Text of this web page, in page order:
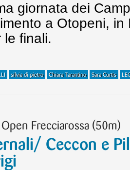
giornata dei
a Otopeni,
le finali.
silvia di pietro Chiara Tarantino Sara Curtis
Frecciarossa (50m)
Ceccon e